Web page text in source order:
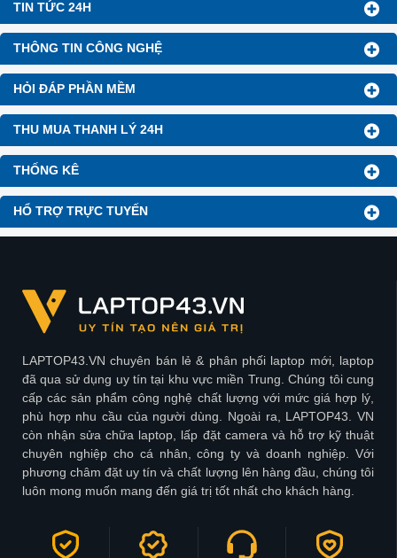
TIN TỨC 24H
THÔNG TIN CÔNG NGHỆ
HỎI ĐÁP PHẦN MỀM
THU MUA THANH LÝ 24H
THỐNG KÊ
HỔ TRỢ TRỰC TUYẾN
LAPTOP43.VN chuyên bán lẻ & phân phối laptop mới, laptop
đã qua sử dụng uy tín tại khu vực miền Trung. Chúng tôi cung
cấp các sản phẩm công nghệ chất lượng với mức giá hợp lý,
phù hợp nhu cầu của người dùng. Ngoài ra, LAPTOP43. VN
còn nhận sửa chữa laptop, lấp đặt camera và hỗ trợ kỹ thuật
chuyên nghiệp cho cá nhân, công ty và doanh nghiệp. Với
phương châm đặt uy tín và chất lượng lên hàng đầu, chúng tôi
luôn mong muốn mang đến giá trị tốt nhất cho khách hàng.